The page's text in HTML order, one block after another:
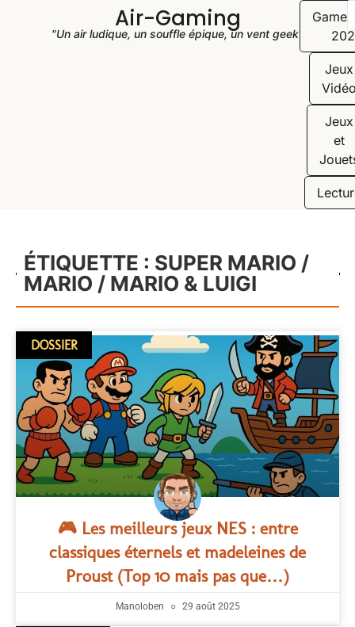
Air-Gaming
"Un air ludique, un souffle épique, un vent geek"
Jeux
Jeux
et
ÉTIQUETTE : SUPER MARIO /
MARIO / MARIO & LUIGI
DOSSIER
🎮 Les meilleurs jeux NES : entre
classiques éternels et madeleines de
Proust (Top 10 mais pas que…)
Manoloben 29 août 2025